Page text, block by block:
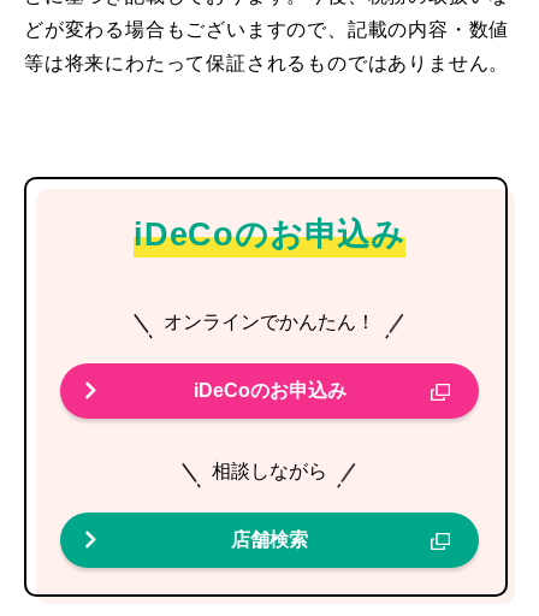
どが変わる場合もございますので、記載の内容・数値
等は将来にわたって保証されるものではありません。
iDeCoのお申込み
オンラインでかんたん！
iDeCoのお申込み
相談しながら
店舗検索